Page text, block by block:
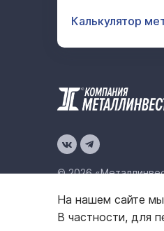
Калькулятор
© 2026
Политика
На нашем сайте мы
В частности, для